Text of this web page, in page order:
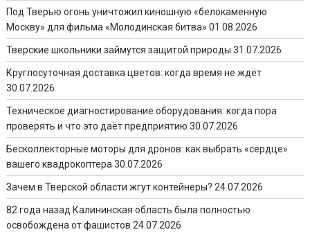
Под Тверью огонь уничтожил киношную «белокаменную
Москву» для фильма «Молодинская битва» 01.08.2026
Тверские школьники займутся защитой природы 31.07.2026
Круглосуточная доставка цветов: когда время не ждёт
30.07.2026
Техническое диагностирование оборудования: когда пора
проверять и что это даёт предприятию 30.07.2026
Бесколлекторные моторы для дронов: как выбрать «сердце»
вашего квадрокоптера 30.07.2026
Зачем в Тверской области жгут контейнеры? 24.07.2026
82 года назад Калининская область была полностью
освобождена от фашистов 24.07.2026